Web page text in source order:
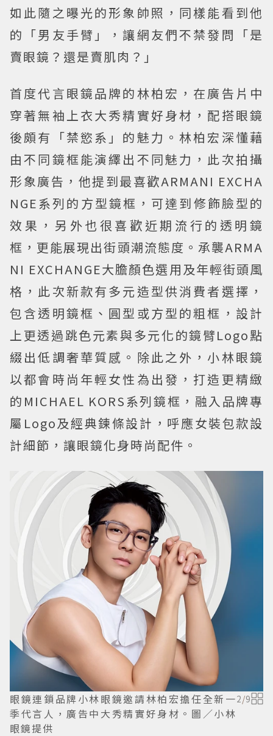
如此隨之曝光的形象帥照，同樣能看到他
的「男友手臂」，讓網友們不禁發問「是
賣眼鏡？還是賣肌肉？」
首度代言眼鏡品牌的林柏宏，在廣告片中
穿著無袖上衣大秀精實好身材，配搭眼鏡
後頗有「禁慾系」的魅力。林柏宏深懂藉
由不同鏡框能演繹出不同魅力，此次拍攝
形象廣告，他提到最喜歡ARMANI EXCHA
NGE系列的方型鏡框，可達到修飾臉型的
效果，另外也很喜歡近期流行的透明鏡
框，更能展現出街頭潮流態度。承襲ARMA
NI EXCHANGE大膽顏色選用及年輕街頭風
格，此次新款有多元造型供消費者選擇，
包含透明鏡框、圓型或方型的粗框，設計
上更透過跳色元素與多元化的鏡臂Logo點
綴出低調奢華質感。除此之外，小林眼鏡
以都會時尚年輕女性為出發，打造更精緻
的MICHAEL KORS系列鏡框，融入品牌專
屬Logo及經典鍊條設計，呼應女裝包款設
計細節，讓眼鏡化身時尚配件。
眼鏡連鎖品牌小林眼鏡邀請林柏宏擔任全新一
季代言人，廣告中大秀精實好身材。圖／小林
眼鏡提供
2/9